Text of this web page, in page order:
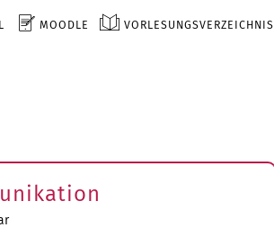
MOODLE VORLESUNGSVERZEICHNIS